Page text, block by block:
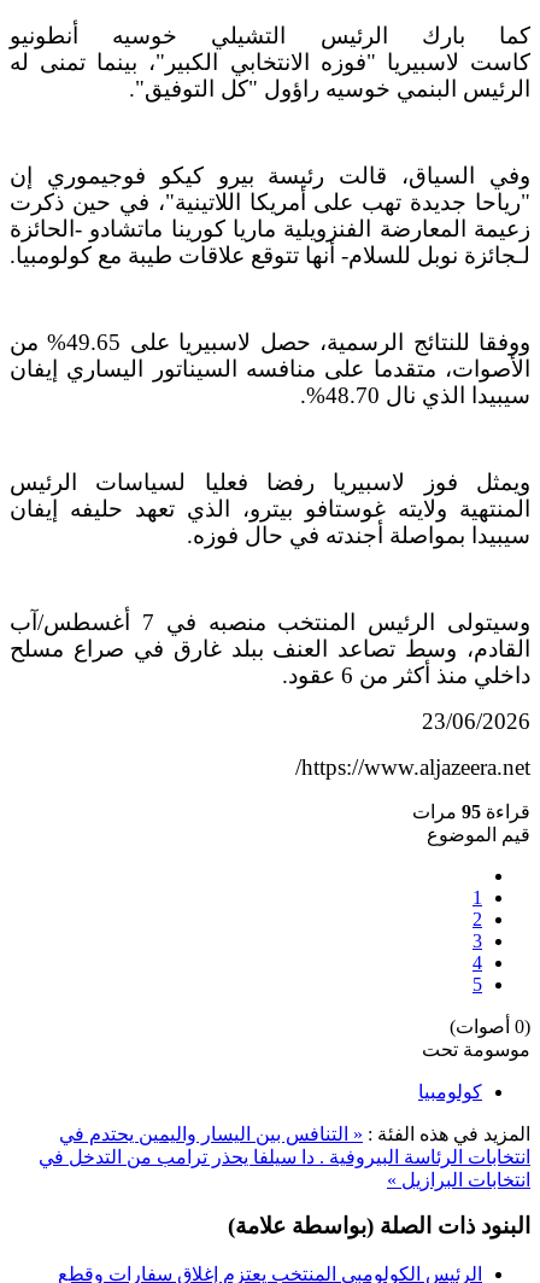
كما بارك الرئيس التشيلي خوسيه أنطونيو
كاست لاسبيريا "فوزه الانتخابي الكبير"، بينما تمنى له
الرئيس البنمي خوسيه راؤول "كل التوفيق".
وفي السياق، قالت رئيسة بيرو كيكو فوجيموري إن
"رياحا جديدة تهب على أمريكا اللاتينية"، في حين ذكرت
زعيمة المعارضة الفنزويلية ماريا كورينا ماتشادو -الحائزة
لـجائزة نوبل للسلام- أنها تتوقع علاقات طيبة مع كولومبيا.
ووفقا للنتائج الرسمية، حصل لاسبيريا على 49.65% من
الأصوات، متقدما على منافسه السيناتور اليساري إيفان
سيبيدا الذي نال 48.70%.
ويمثل فوز لاسبيريا رفضا فعليا لسياسات الرئيس
المنتهية ولايته غوستافو بيترو، الذي تعهد حليفه إيفان
سيبيدا بمواصلة أجندته في حال فوزه.
وسيتولى الرئيس المنتخب منصبه في 7 أغسطس/آب
القادم، وسط تصاعد العنف ببلد غارق في صراع مسلح
داخلي منذ أكثر من 6 عقود.
23/06/2026
https://www.aljazeera.net/
قراءة 95 مرات
قيم الموضوع
1
2
3
4
5
(0 أصوات)
موسومة تحت
كولومبيا
المزيد في هذه الفئة : « التنافس بين اليسار واليمين يحتدم في
انتخابات الرئاسة البيروفية . دا سيلفا يحذر ترامب من التدخل في
انتخابات البرازيل »
البنود ذات الصلة (بواسطة علامة)
الرئيس الكولومبي المنتخب يعتزم إغلاق سفارات وقطع